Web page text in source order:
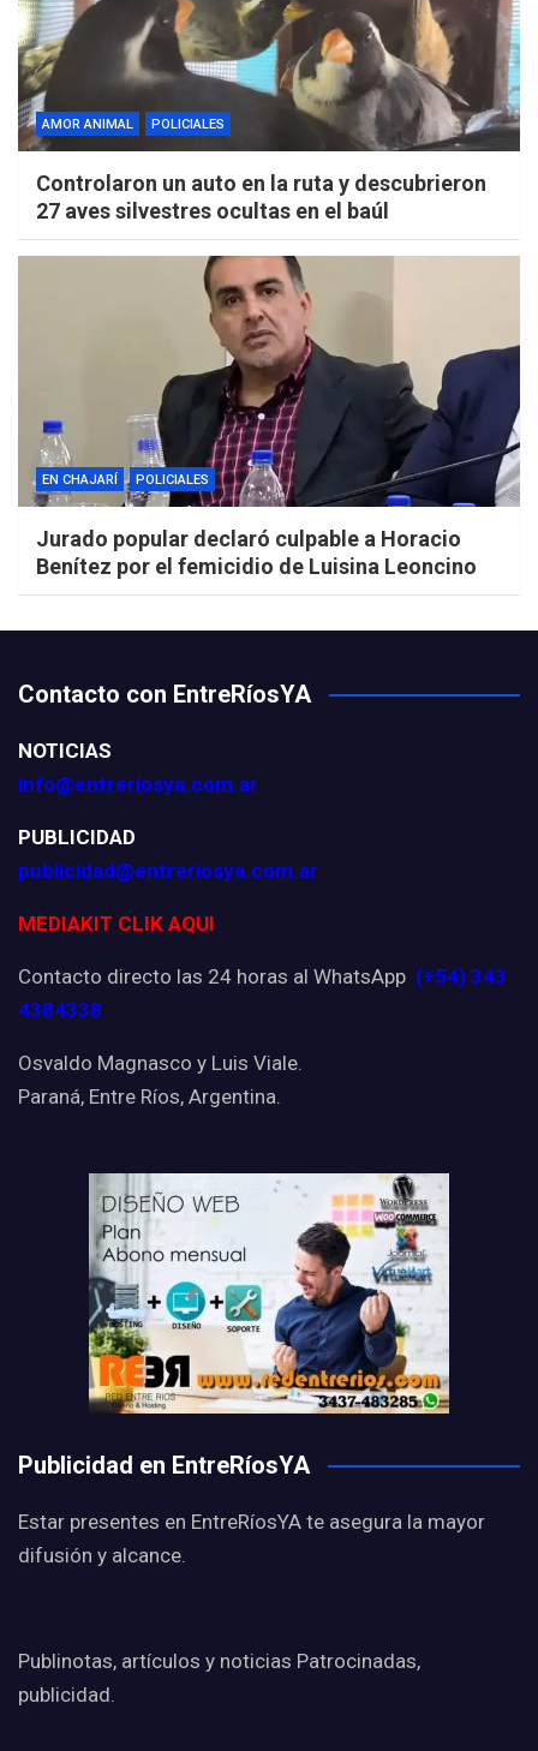
AMOR ANIMAL POLICIALES
Controlaron un auto en la ruta y descubrieron
27 aves silvestres ocultas en el baúl
EN CHAJARÍ POLICIALES
Jurado popular declaró culpable a Horacio
Benítez por el femicidio de Luisina Leoncino
Contacto con EntreRíosYA
NOTICIAS
info@entreriosya.com.ar
PUBLICIDAD
publicidad@entreriosya.com.ar
MEDIAKIT CLIK AQUI
Contacto directo las 24 horas al WhatsApp (+54) 343
4384338
Osvaldo Magnasco y Luis Viale.
Paraná, Entre Ríos, Argentina.
Publicidad en EntreRíosYA
Estar presentes en EntreRíosYA te asegura la mayor
difusión y alcance.
Publinotas, artículos y noticias Patrocinadas,
publicidad.